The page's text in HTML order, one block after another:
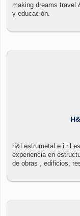
making dreams travel
y educación.
h&l estrumetal e.i.r.l
experiencia en
de obras , edificios,